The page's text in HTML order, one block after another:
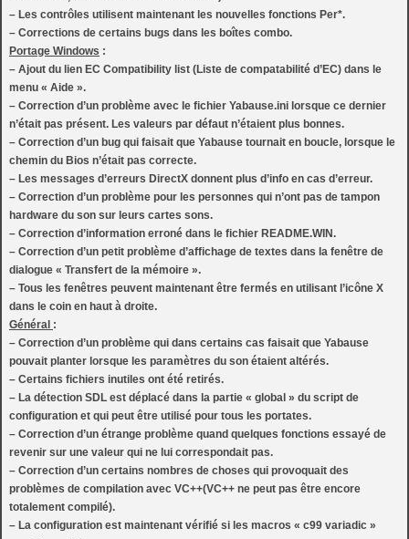
– Les contrôles utilisent maintenant les nouvelles fonctions Per*.
– Corrections de certains bugs dans les boîtes combo.
Portage Windows :
– Ajout du lien EC Compatibility list (Liste de compatabilité d’EC) dans le
menu « Aide ».
– Correction d’un problème avec le fichier Yabause.ini lorsque ce dernier
n’était pas présent. Les valeurs par défaut n’étaient plus bonnes.
– Correction d’un bug qui faisait que Yabause tournait en boucle, lorsque le
chemin du Bios n’était pas correcte.
– Les messages d’erreurs DirectX donnent plus d’info en cas d’erreur.
– Correction d’un problème pour les personnes qui n’ont pas de tampon
hardware du son sur leurs cartes sons.
– Correction d’information erroné dans le fichier README.WIN.
– Correction d’un petit problème d’affichage de textes dans la fenêtre de
dialogue « Transfert de la mémoire ».
– Tous les fenêtres peuvent maintenant être fermés en utilisant l’icône X
dans le coin en haut à droite.
Général :
– Correction d’un problème qui dans certains cas faisait que Yabause
pouvait planter lorsque les paramètres du son étaient altérés.
– Certains fichiers inutiles ont été retirés.
– La détection SDL est déplacé dans la partie « global » du script de
configuration et qui peut être utilisé pour tous les portates.
– Correction d’un étrange problème quand quelques fonctions essayé de
revenir sur une valeur qui ne lui correspondait pas.
– Correction d’un certains nombres de choses qui provoquait des
problèmes de compilation avec VC++(VC++ ne peut pas être encore
totalement compilé).
– La configuration est maintenant vérifié si les macros « c99 variadic »